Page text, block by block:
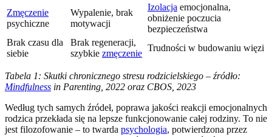
Zmęczenie
psychiczne
Wypalenie, brak
motywacji
Izolacja emocjonalna,
obniżenie poczucia
bezpieczeństwa
Brak czasu dla
siebie
Brak regeneracji,
szybkie zmęczenie
Trudności w budowaniu więzi
Tabela 1: Skutki chronicznego stresu rodzicielskiego – źródło:
Mindfulness in Parenting, 2022 oraz CBOS, 2023
Według tych samych źródeł, poprawa jakości reakcji emocjonalnych
rodzica przekłada się na lepsze funkcjonowanie całej rodziny. To nie
jest filozofowanie – to twarda psychologia, potwierdzona przez